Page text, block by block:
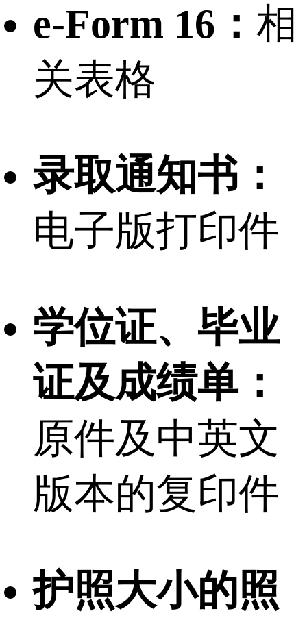
e-Form 16： 相
关表格
录取通知书：
电子版打印件
学位证、毕业
证及成绩单：
原件及中英文
版本的复印件
护照大小的照